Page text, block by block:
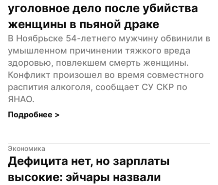
уголовное дело после убийства
женщины в пьяной драке
В Ноябрьске 54-летнего мужчину обвинили в
умышленном причинении тяжкого вреда
здоровью, повлекшем смерть женщины.
Конфликт произошел во время совместного
распития алкоголя, сообщает СУ СКР по
ЯНАО.
Подробнее >
Экономика
Дефицита нет, но зарплаты
высокие: эйчары назвали